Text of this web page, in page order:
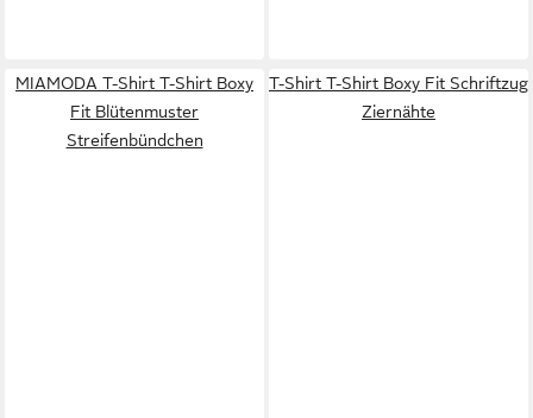
MIAMODA T-Shirt T-Shirt Boxy
Fit Blütenmuster
Streifenbündchen
T-Shirt T-Shirt Boxy Fit Schriftzug
Ziernähte